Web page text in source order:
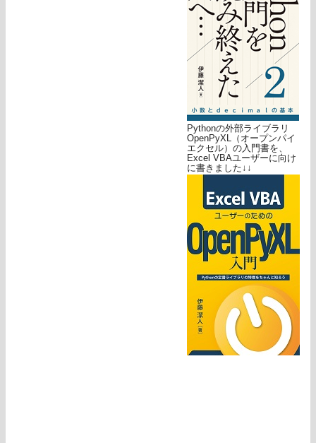
Pythonの外部ライブラリ
OpenPyXL（オープンパイ
エクセル）の入門書を、
Excel VBAユーザーに向け
に書きました↓↓